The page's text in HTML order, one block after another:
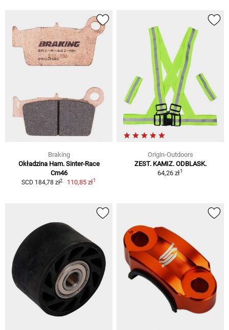
Braking
Okładzina Ham. Sinter-Race
Cm46
SCD 184,78 zł2 110,85 zł1
Origin-Outdoors
ZEST. KAMIZ. ODBLASK.
64,26 zł1